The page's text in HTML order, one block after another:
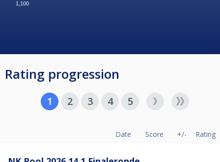
1,100
Rating progression
1 2 3 4 5
Date Score +/- Rating